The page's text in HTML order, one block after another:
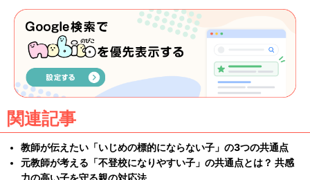
関連記事
教師が伝えたい「いじめの標的にならない子」の3つの共通点
元教師が考える「不登校になりやすい子」の共通点とは？ 共感